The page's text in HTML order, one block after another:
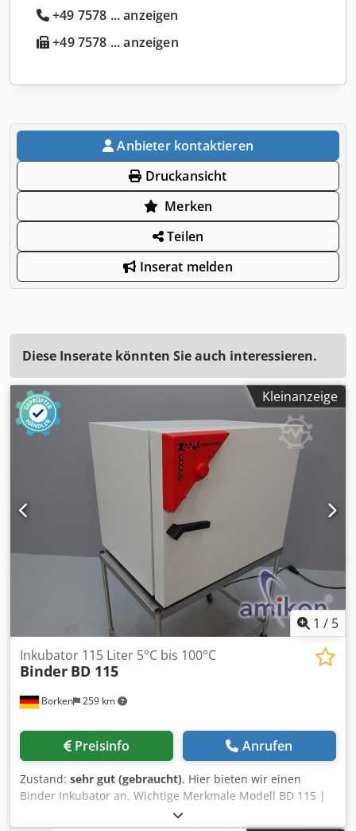
+49 7578 ... anzeigen
+49 7578 ... anzeigen
Anbieter kontaktieren
Druckansicht
Merken
Teilen
Inserat melden
Diese Inserate könnten Sie auch interessieren.
Kleinanzeige
1 / 5
Borken 259 km
Inkubator 115 Liter 5°C bis 100°C
Binder BD 115
Preisinfo Anrufen
Zustand: sehr gut (gebraucht), Hier bieten wir einen
Binder Inkubator an. Wichtige Merkmale Modell BD 115 |
Standard-Inkubator mit natürlicher Konvektion Technische